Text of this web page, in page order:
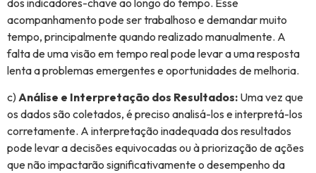
acompanhamento pode ser trabalhoso e demandar muito
tempo, principalmente quando realizado manualmente. A
falta de uma visão em tempo real pode levar a uma resposta
lenta a problemas emergentes e oportunidades de melhoria.
c)Análise e Interpretação dos Resultados: Uma vez que
os dados são coletados, é preciso analisá-los e interpretá-los
corretamente. A interpretação inadequada dos resultados
pode levar a decisões equivocadas ou à priorização de ações
que não impactarão significativamente o desempenho da